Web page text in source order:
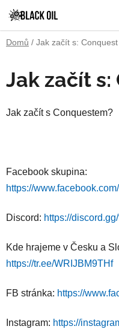
na
obsah
Domů / Jak začít s: Conquest
P
o
s
n
n
p
n
e
Jak začít
Jak začít s Conquestem?
Facebook skupina:
https://
Discord: https://
Kde hrajeme v Česku a
https://tr.ee/WRIJBM9THf
FB stránka: https://
Instagram: https://